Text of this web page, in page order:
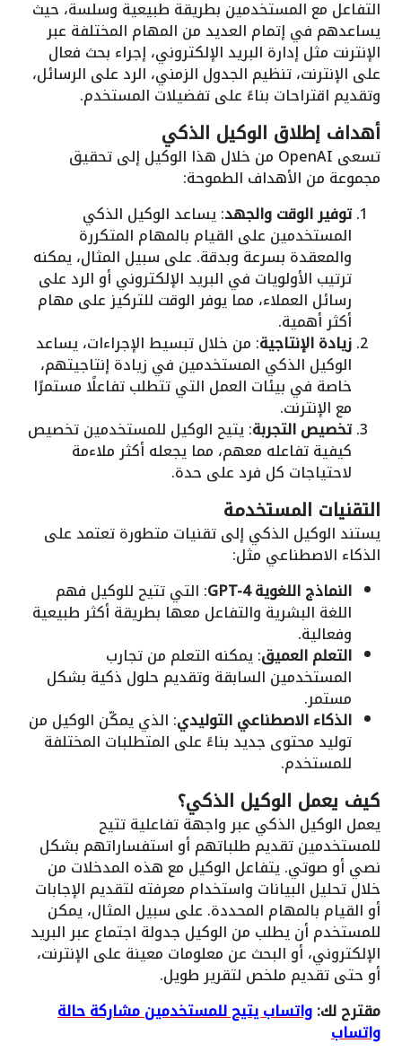
التفاعل مع المستخدمين بطريقة طبيعية وسلسة، حيث
يساعدهم في إتمام العديد من المهام المختلفة عبر
الإنترنت مثل إدارة البريد الإلكتروني، إجراء بحث فعال
على الإنترنت، تنظيم الجدول الزمني، الرد على الرسائل،
وتقديم اقتراحات بناءً على تفضيلات المستخدم.
أهداف إطلاق الوكيل الذكي
تسعى OpenAI من خلال هذا الوكيل إلى تحقيق
مجموعة من الأهداف الطموحة:
توفير الوقت والجهد: يساعد الوكيل الذكي
المستخدمين على القيام بالمهام المتكررة
والمعقدة بسرعة وبدقة. على سبيل المثال، يمكنه
ترتيب الأولويات في البريد الإلكتروني أو الرد على
رسائل العملاء، مما يوفر الوقت للتركيز على مهام
أكثر أهمية.
زيادة الإنتاجية: من خلال تبسيط الإجراءات، يساعد
الوكيل الذكي المستخدمين في زيادة إنتاجيتهم،
خاصة في بيئات العمل التي تتطلب تفاعلًا مستمرًا
مع الإنترنت.
تخصيص التجربة: يتيح الوكيل للمستخدمين تخصيص
كيفية تفاعله معهم، مما يجعله أكثر ملاءمة
لاحتياجات كل فرد على حدة.
التقنيات المستخدمة
يستند الوكيل الذكي إلى تقنيات متطورة تعتمد على
الذكاء الاصطناعي مثل:
النماذج اللغوية GPT-4
: التي تتيح للوكيل فهم
اللغة البشرية والتفاعل معها بطريقة أكثر طبيعية
وفعالية.
التعلم العميق: يمكنه التعلم من تجارب
المستخدمين السابقة وتقديم حلول ذكية بشكل
مستمر.
الذكاء الاصطناعي التوليدي: الذي يمكّن الوكيل من
توليد محتوى جديد بناءً على المتطلبات المختلفة
للمستخدم.
كيف يعمل الوكيل الذكي؟
يعمل الوكيل الذكي عبر واجهة تفاعلية تتيح
للمستخدمين تقديم طلباتهم أو استفساراتهم بشكل
نصي أو صوتي. يتفاعل الوكيل مع هذه المدخلات من
خلال تحليل البيانات واستخدام معرفته لتقديم الإجابات
أو القيام بالمهام المحددة. على سبيل المثال، يمكن
للمستخدم أن يطلب من الوكيل جدولة اجتماع عبر البريد
الإلكتروني، أو البحث عن معلومات معينة على الإنترنت،
أو حتى تقديم ملخص لتقرير طويل.
مقترح لك:واتساب يتيح للمستخدمين مشاركة حالة
واتساب